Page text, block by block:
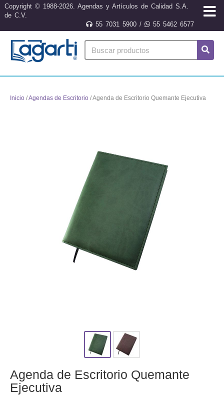
Copyright © 1988-2026. Agendas y Artículos de Calidad S.A.
de C.V.
55 7031 5900 / 55 5462 6577
Inicio /Agendas de Escritorio / Agenda de Escritorio Quemante Ejecutiva
Agenda de Escritorio Quemante
Ejecutiva